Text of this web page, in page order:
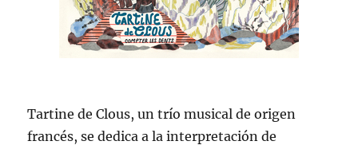
Tartine de Clous, un trío musical de origen
francés, se dedica a la interpretación de